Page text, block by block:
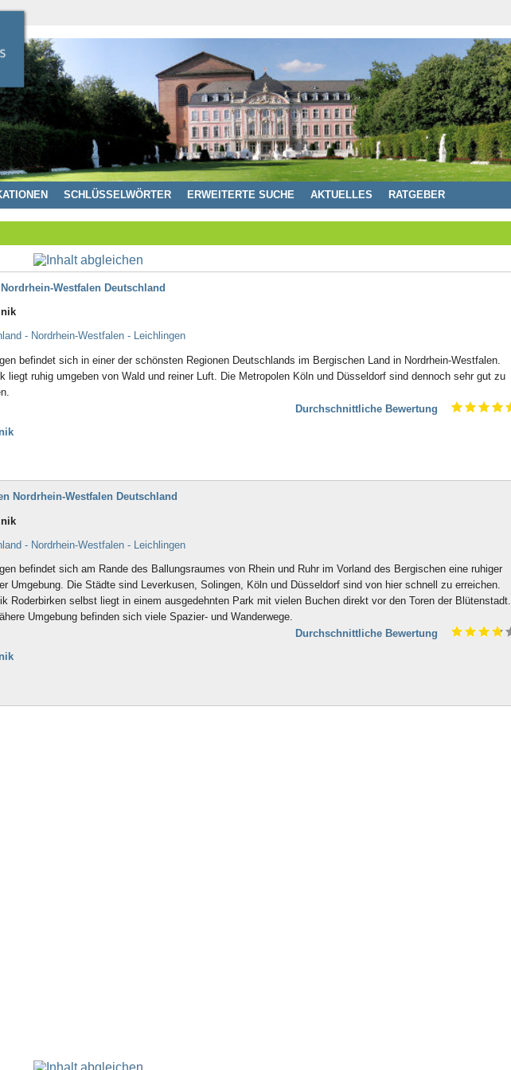
SCHLÜSSELWÖRTER ERWEITERTE SUCHE AKTUELLES RATGEBER
Westfalen Deutschland
- Nordrhein-Westfalen - Leichlingen
befindet sich in einer der schönsten Regionen Deutschlands im Bergischen Land in Nordrhein-Westfalen.
liegt ruhig umgeben von Wald und reiner Luft. Die Metropolen Köln und Düsseldorf sind dennoch sehr gut zu
Durchschnittliche Bewertung
Nordrhein-Westfalen Deutschland
- Nordrhein-Westfalen - Leichlingen
befindet sich am Rande des Ballungsraumes von Rhein und Ruhr im Vorland des Bergischen eine ruhiger
Umgebung. Die Städte sind Leverkusen, Solingen, Köln und Düsseldorf sind von hier schnell zu erreichen.
Roderbirken selbst liegt in einem ausgedehnten Park mit vielen Buchen direkt vor den Toren der Blütenstadt.
Umgebung befinden sich viele Spazier- und Wanderwege.
Durchschnittliche Bewertung